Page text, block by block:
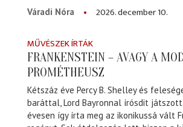
Váradi Nóra
2026. december 10.
MŰVÉSZEK ÍRTÁK
FRANKENSTEIN – AVAGY A
PROMÉTHEUSZ
Kétszáz éve Percy B. Shelley és
baráttal, Lord Bayronnal írósdit
évesen így írta meg az ikonikussá vált